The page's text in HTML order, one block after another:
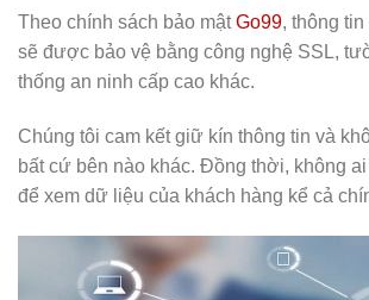
Theo chính sách bảo mậtGo99, thông
sẽ được bảo vệ bằng công nghệ SSL,
thống an ninh cấp cao khác.
Chúng tôi cam kết giữ kín thông tin và
bất cứ bên nào khác. Đồng thời, không
để xem dữ liệu của khách hàng kể cả